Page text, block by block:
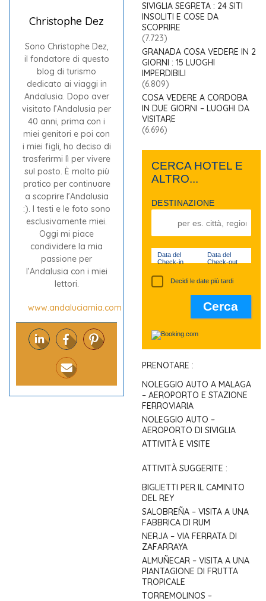
Christophe Dez
Sono Christophe Dez,
il fondatore di questo
blog di turismo
dedicato ai viaggi in
Andalusia. Dopo aver
visitato l’Andalusia per
40 anni, prima con i
miei genitori e poi con
i miei figli, ho deciso di
trasferirmi lì per vivere
sul posto. È molto più
pratico per continuare
a scoprire l’Andalusia
:). I testi e le foto sono
esclusivamente miei.
Oggi mi piace
condividere la mia
passione per
l’Andalusia con i miei
lettori.
www.andaluciamia.com
SIVIGLIA SEGRETA : 24 SITI
INSOLITI E COSE DA
SCOPRIRE
(7.723)
GRANADA COSA VEDERE IN 2
GIORNI : 15 LUOGHI
IMPERDIBILI
(6.809)
COSA VEDERE A CORDOBA
IN DUE GIORNI – LUOGHI DA
VISITARE
(6.696)
CERCA HOTEL E
ALTRO...
DESTINAZIONE
Data del
Check-in
Data del
Check-out
Decidi le date più tardi
PRENOTARE :
NOLEGGIO AUTO A MALAGA
– AEROPORTO E STAZIONE
FERROVIARIA
NOLEGGIO AUTO –
AEROPORTO DI SIVIGLIA
ATTIVITÀ E VISITE
ATTIVITÀ SUGGERITE :
BIGLIETTI PER IL CAMINITO
DEL REY
SALOBREÑA – VISITA A UNA
FABBRICA DI RUM
NERJA – VIA FERRATA DI
ZAFARRAYA
ALMUÑECAR – VISITA A UNA
PIANTAGIONE DI FRUTTA
TROPICALE
TORREMOLINOS –